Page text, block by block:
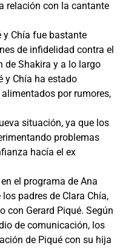
relación con la cantante
y Chía fue bastante
de infidelidad contra el
de Shakira y a lo largo
y Chía ha estado
por rumores,
situación, ya que los
problemas
hacía el ex
el programa de Ana
padres de Clara Chía,
con Gerard Piqué. Según
de comunicación, los
de Piqué con su hija